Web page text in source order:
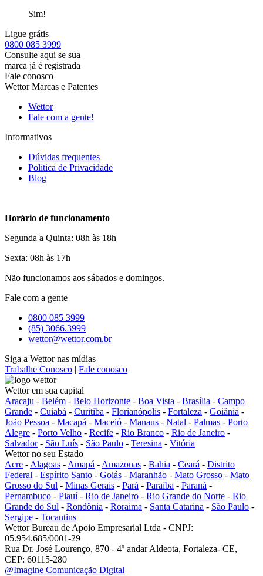
Sim!
Ligue grátis
0800 085 3999
Consulte aqui se sua
marca já é registrada
Fale conosco
Wettor Marcas e Patentes
Wettor
Fale com a gente!
Informativos
Dúvidas frequentes
Política de Privacidade
Blog
Horário de funcionamento
Segunda a Quinta: 08h às 18h
Sexta: 08h às 17h
Não funcionamos aos sábados e domingos.
Fale com a gente
0800 085 3999
(85) 3066.3999
wettor@wettor.com.br
Siga a Wettor nas mídias
Trabalhe Conosco | Fale conosco
Wettor em sua capital
Aracaju - Belém - Belo Horizonte - Boa Vista - Brasília - Campo
Grande - Cuiabá - Curitiba - Florianópolis - Fortaleza - Goiânia -
João Pessoa - Macapá - Maceió - Manaus - Natal - Palmas - Porto
Alegre - Porto Velho - Recife - Rio Branco - Rio de Janeiro -
Salvador- São Luís - São Paulo - Teresina - Vitória
Wettor no seu Estado
Acre - Alagoas - Amapá - Amazonas - Bahia - Ceará - Distrito
Federal - Espírito Santo - Goiás - Maranhão - Mato Grosso - Mato
Grosso do Sul - Minas Gerais - Pará - Paraíba - Paraná -
Pernambuco - Piauí- Rio de Janeiro - Rio Grande do Norte - Rio
Grande do Sul - Rondônia - Roraima - Santa Catarina - São Paulo -
Sergipe - Tocantins
Wettor Bureau de Apoio Empresarial Ltda - CNPJ:
05.954.685/0001-29
Rua Dr. José Lourenço, 870 - 4º andar Aldeota, Fortaleza- CE,
CEP: 60115-280
@Imagine Comunicação Digital